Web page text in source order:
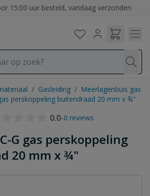
15:00 uur besteld, vandaag verzonden
/ Gasleiding / Meerlagenbuis gas
perskoppeling buitendraad 20 mm x ¾"
0.0-0 reviews
G gas perskoppeling
20 mm x ¾"